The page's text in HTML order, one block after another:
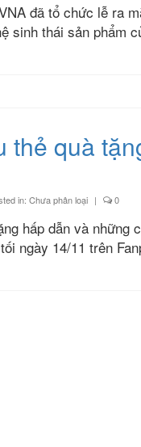
đã tổ chức lễ ra
sinh thái sản phẩm
thẻ quà
in: Chưa phân loại | 0
hấp dẫn và
ngày 14/11 trên